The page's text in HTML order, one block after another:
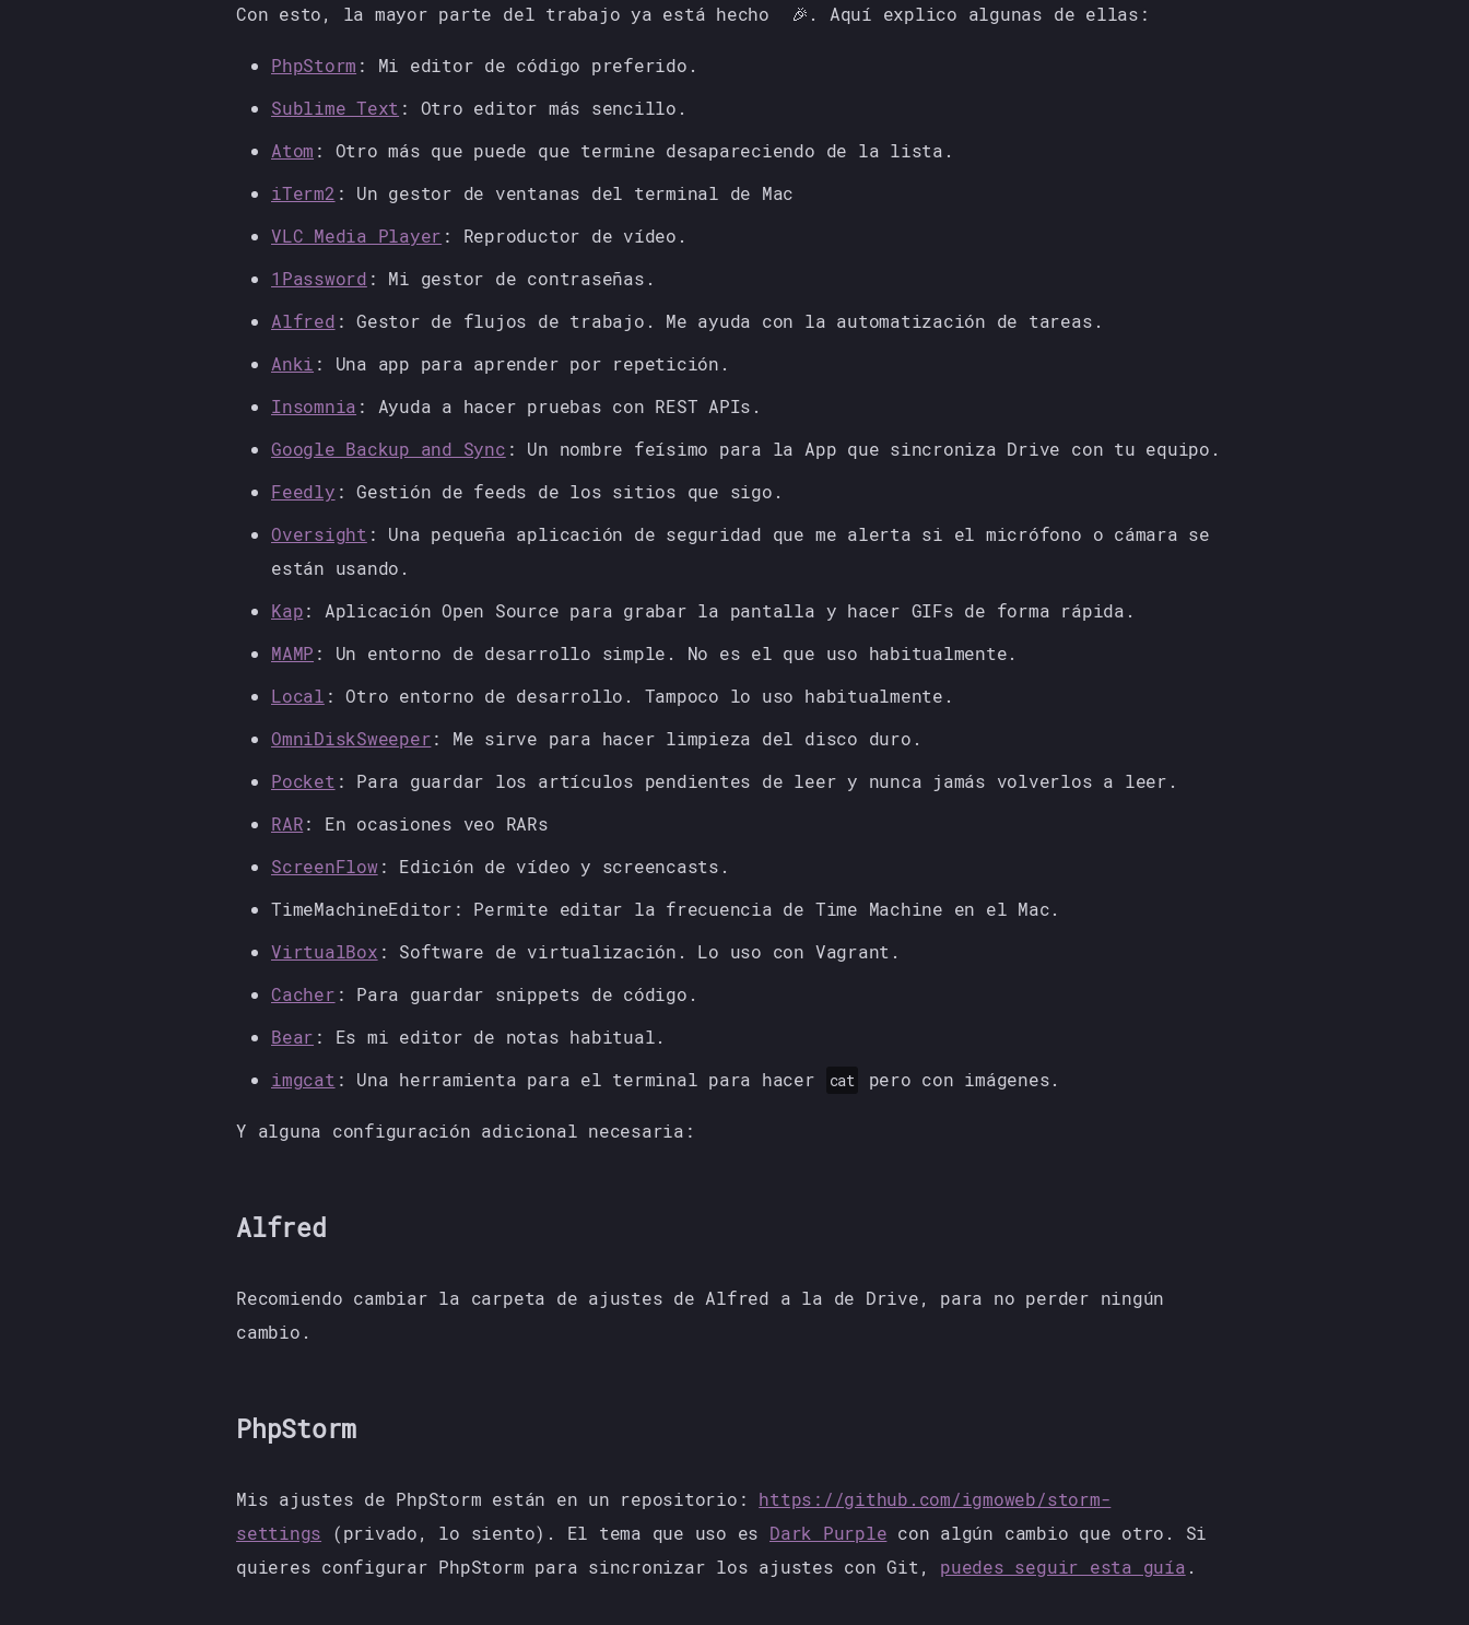
Con esto, la mayor parte del trabajo ya está hecho 🎉. Aquí explico algunas de ellas:
PhpStorm : Mi editor de código preferido.
Sublime Text : Otro editor más sencillo.
Atom : Otro más que puede que termine desapareciendo de la lista.
iTerm2 : Un gestor de ventanas del terminal de Mac
VLC Media Player : Reproductor de vídeo.
1Password : Mi gestor de contraseñas.
Alfred : Gestor de flujos de trabajo. Me ayuda con la automatización de tareas.
Anki : Una app para aprender por repetición.
Insomnia : Ayuda a hacer pruebas con REST APIs.
Google Backup and Sync : Un nombre feísimo para la App que sincroniza Drive con tu equipo.
Feedly : Gestión de feeds de los sitios que sigo.
Oversight : Una pequeña aplicación de seguridad que me alerta si el micrófono o cámara se
están usando.
Kap: Aplicación Open Source para grabar la pantalla y hacer GIFs de forma rápida.
MAMP : Un entorno de desarrollo simple. No es el que uso habitualmente.
Local : Otro entorno de desarrollo. Tampoco lo uso habitualmente.
OmniDiskSweeper: Me sirve para hacer limpieza del disco duro.
Pocket : Para guardar los artículos pendientes de leer y nunca jamás volverlos a leer.
RAR: En ocasiones veo RARs
ScreenFlow: Edición de vídeo y screencasts.
TimeMachineEditor: Permite editar la frecuencia de Time Machine en el Mac.
VirtualBox : Software de virtualización. Lo uso con Vagrant.
Cacher : Para guardar snippets de código.
Bear : Es mi editor de notas habitual.
imgcat : Una herramienta para el terminal para hacer cat pero con imágenes.
Y alguna configuración adicional necesaria:
Alfred
Recomiendo cambiar la carpeta de ajustes de Alfred a la de Drive, para no perder ningún
cambio.
PhpStorm
Mis ajustes de PhpStorm están en un repositorio: https://github.com/igmoweb/storm-
settings (privado, lo siento). El tema que uso es Dark Purple con algún cambio que otro. Si
quieres configurar PhpStorm para sincronizar los ajustes con Git, puedes seguir esta guía .